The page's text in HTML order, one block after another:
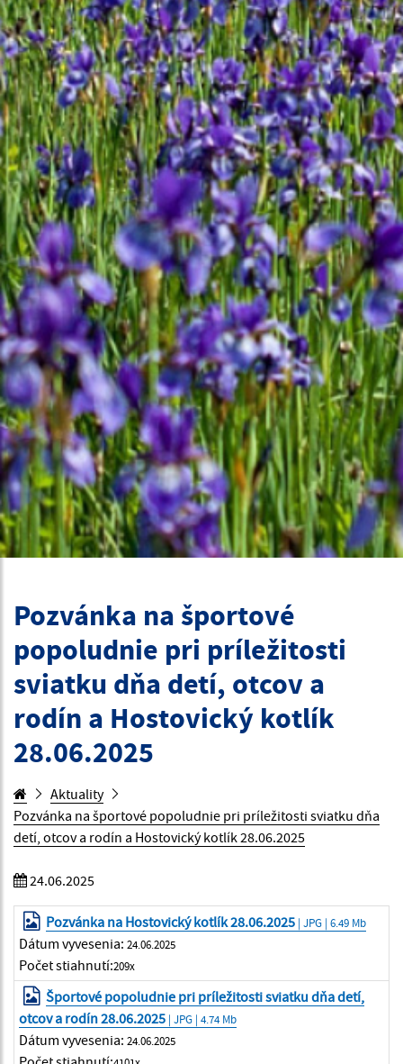
Pozvánka na športové
popoludnie pri príležitosti
sviatku dňa detí, otcov a
rodín a Hostovický kotlík
28.06.2025
Aktuality
Pozvánka na športové popoludnie pri príležitosti sviatku dňa
detí, otcov a rodín a Hostovický kotlík 28.06.2025
24.06.2025
Pozvánka na Hostovický kotlík 28.06.2025 | JPG | 6.49 Mb
Dátum vyvesenia: 24.06.2025
Počet stiahnutí:209x
Športové popoludnie pri príležitosti sviatku dňa detí,
otcov a rodín 28.06.2025 | JPG | 4.74 Mb
Dátum vyvesenia: 24.06.2025